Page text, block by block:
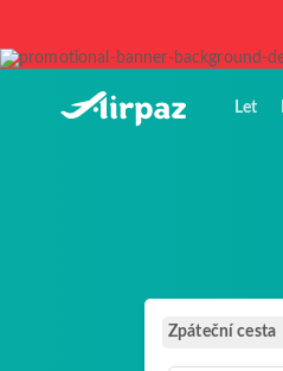
Let
Zpáteční cesta